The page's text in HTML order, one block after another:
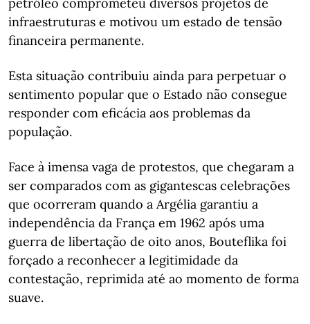
infraestruturas e motivou um estado de tensão
financeira permanente.
Esta situação contribuiu ainda para perpetuar o
sentimento popular que o Estado não consegue
responder com eficácia aos problemas da
população.
Face à imensa vaga de protestos, que chegaram a
ser comparados com as gigantescas celebrações
que ocorreram quando a Argélia garantiu a
independência da França em 1962 após uma
guerra de libertação de oito anos, Bouteflika foi
forçado a reconhecer a legitimidade da
contestação, reprimida até ao momento de forma
suave.